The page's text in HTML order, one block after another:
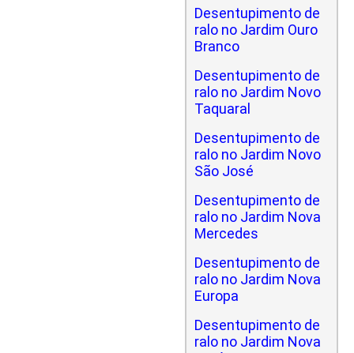
Desentupimento de
ralo no Jardim Ouro
Branco
Desentupimento de
ralo no Jardim Novo
Taquaral
Desentupimento de
ralo no Jardim Novo
São José
Desentupimento de
ralo no Jardim Nova
Mercedes
Desentupimento de
ralo no Jardim Nova
Europa
Desentupimento de
ralo no Jardim Nova